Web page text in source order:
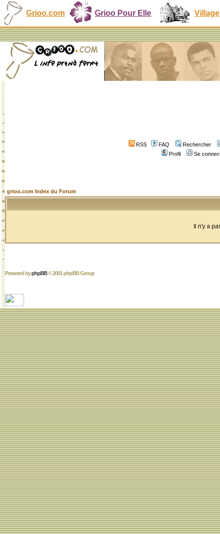
Grioo.com Grioo Pour Elle Village
RSS FAQ
Rechercher
Profil
Se
grioo.com Index du Forum
Il n'y a
Powered byphpBB© 2001 phpBB Group